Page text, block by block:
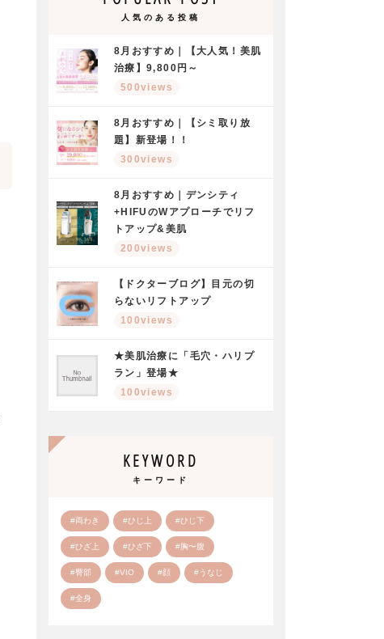
人気のある投稿
8月おすすめ｜【大人気！美肌
治療】9,800円～
500views
8月おすすめ｜【シミ取り放
題】新登場！！
300views
8月おすすめ｜デンシティ
+HIFUのWアプローチでリフ
トアップ&美肌
200views
【ドクターブログ】目元の切
らないリフトアップ
100views
★美肌治療に「毛穴・ハリプ
ラン」登場★
100views
KEYWORD
キーワード
#両わき #ひじ上 #ひじ下
#ひざ上 #ひざ下 #胸〜腹
#臀部 #VIO #顔 #うなじ
#全身